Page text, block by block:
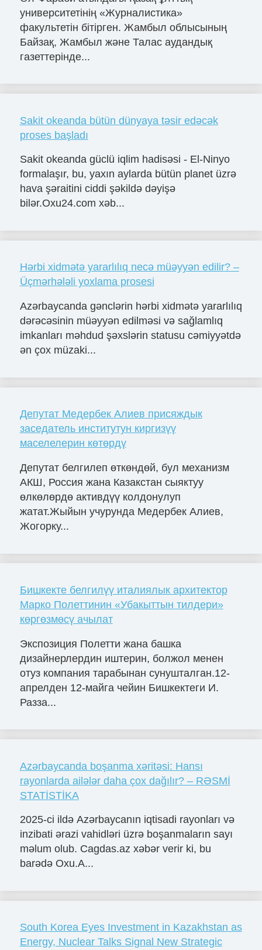
университетінің «Журналистика»
факультетін бітірген. Жамбыл облысының
Байзақ, Жамбыл және Талас аудандық
газеттерінде...
Sakit okeanda bütün dünyaya təsir edəcək
proses başladı
Sakit okeanda güclü iqlim hadisəsi - El-Ninyo
formalaşır, bu, yaxın aylarda bütün planet üzrə
hava şəraitini ciddi şəkildə dəyişə
bilər.Oxu24.com xəb...
Hərbi xidmətə yararlılıq necə müəyyən edilir? –
Üçmərhələli yoxlama prosesi
Azərbaycanda gənclərin hərbi xidmətə yararlılıq
dərəcəsinin müəyyən edilməsi və sağlamlıq
imkanları məhdud şəxslərin statusu cəmiyyətdə
ən çox müzaki...
Депутат Медербек Алиев присяждык
заседатель институтун киргизүү
маселелерин көтөрдү
Депутат белгилеп өткөндөй, бул механизм
АКШ, Россия жана Казакстан сыяктуу
өлкөлөрдө активдүү колдонулуп
жатат.Жыйын учурунда Медербек Алиев,
Жогорку...
Бишкекте белгилүү италиялык архитектор
Марко Полеттинин «Убакыттын тилдери»
көргөзмөсү ачылат
Экспозиция Полетти жана башка
дизайнерлердин иштерин, болжол менен
отуз компания тарабынан сунушталган.12-
апрелден 12-майга чейин Бишкектеги И.
Разза...
Azərbaycanda boşanma xəritəsi: Hansı
rayonlarda ailələr daha çox dağılır? – RƏSMİ
STATİSTİKA
2025-ci ildə Azərbaycanın iqtisadi rayonları və
inzibati ərazi vahidləri üzrə boşanmaların sayı
məlum olub. Cagdas.az xəbər verir ki, bu
barədə Oxu.A...
South Korea Eyes Investment in Kazakhstan as
Energy, Nuclear Talks Signal New Strategic